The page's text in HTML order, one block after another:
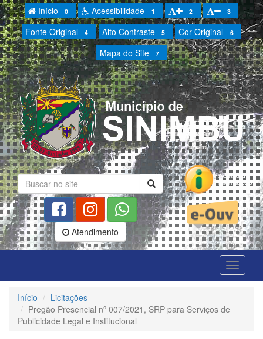
Início 0 Acessibilidade 1 2 3
Fonte Original 4 Alto Contraste 5 Cor Original 6
Mapa do Site 7
Atendimento
Início
Licitações
Pregão Presencial nº 007/2021, SRP para Serviços de
Publicidade Legal e Institucional